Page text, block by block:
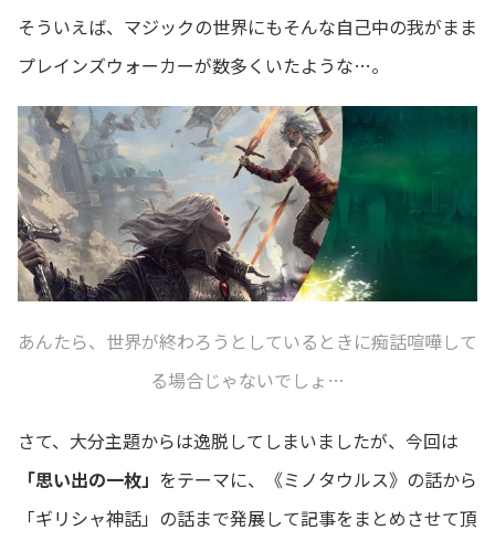
そういえば、マジックの世界にもそんな自己中の我がまま
プレインズウォーカーが数多くいたような…。
あんたら、世界が終わろうとしているときに痴話喧嘩して
る場合じゃないでしょ…
さて、大分主題からは逸脱してしまいましたが、今回は
「思い出の一枚」 をテーマに、《ミノタウルス》の話から
「ギリシャ神話」の話まで発展して記事をまとめさせて頂